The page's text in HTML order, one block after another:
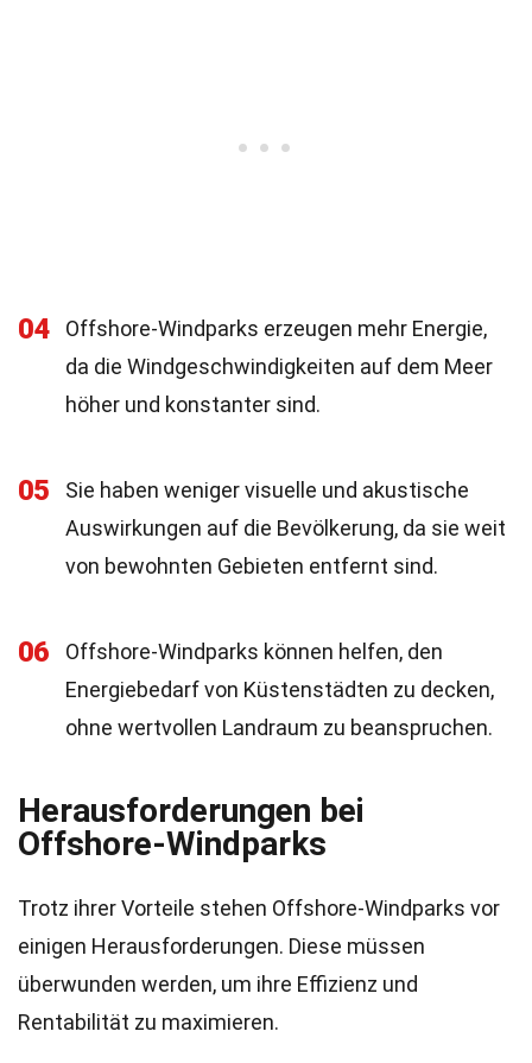
04
Offshore-Windparks erzeugen mehr Energie,
da die Windgeschwindigkeiten auf dem Meer
höher und konstanter sind.
05
Sie haben weniger visuelle und akustische
Auswirkungen auf die Bevölkerung, da sie weit
von bewohnten Gebieten entfernt sind.
06
Offshore-Windparks können helfen, den
Energiebedarf von Küstenstädten zu decken,
ohne wertvollen Landraum zu beanspruchen.
Herausforderungen bei
Offshore-Windparks
Trotz ihrer Vorteile stehen Offshore-Windparks vor
einigen Herausforderungen. Diese müssen
überwunden werden, um ihre Effizienz und
Rentabilität zu maximieren.